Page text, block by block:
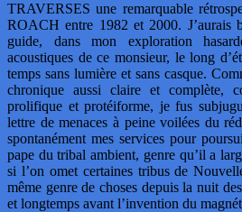
TRAVERSES une remarquable
ROACH entre 1982 et 2000. J’aurais
guide, dans mon exploration
acoustiques de ce monsieur, le long
temps sans lumière et sans casque.
chronique aussi claire et complète,
prolifique et protéiforme, je fus
lettre de menaces à peine voilées du
spontanément mes services pour
pape du tribal ambient, genre qu’il a
si l’on omet certaines tribus de
même genre de choses depuis la nuit
et longtemps avant l’invention du